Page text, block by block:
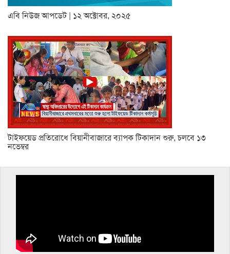
এবি নিউজ আপডেট | ১২ অক্টোবর, ২০২৫
টাইফয়েড প্রতিরোধে বিয়ানীবাজারে ব্যাপক টিকাদান শুরু, চলবে ১৩
নভেম্বর